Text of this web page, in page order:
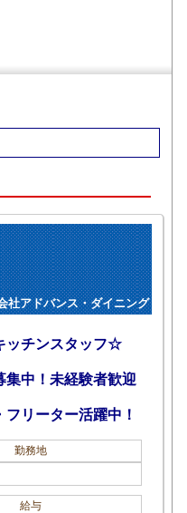
社アドバンス・ダイニング
ッチンスタッフ☆
集中！未経験者歓迎
フリーター活躍中！
勤務地
給与